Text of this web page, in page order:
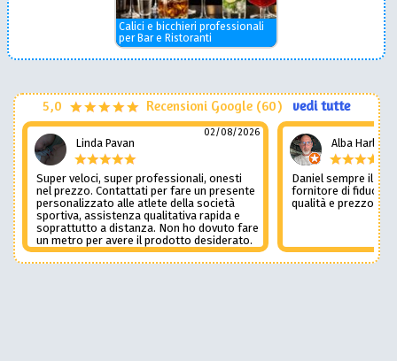
Calici e bicchieri professionali
per Bar e Ristoranti
5,0 Recensioni Google (60) vedi tutte
Linda Pavan
02/08/2026
Super veloci, super professionali, onesti
nel prezzo. Contattati per fare un presente
personalizzato alle atlete della società
sportiva, assistenza qualitativa rapida e
soprattutto a distanza. Non ho dovuto fare
un metro per avere il prodotto desiderato.
Una assistenza del genere è rara e
preziosa. Credo li contatterò ancora in
Alba Harley
Daniel sempre il
fornitore di fiducia
qualità e prezzo